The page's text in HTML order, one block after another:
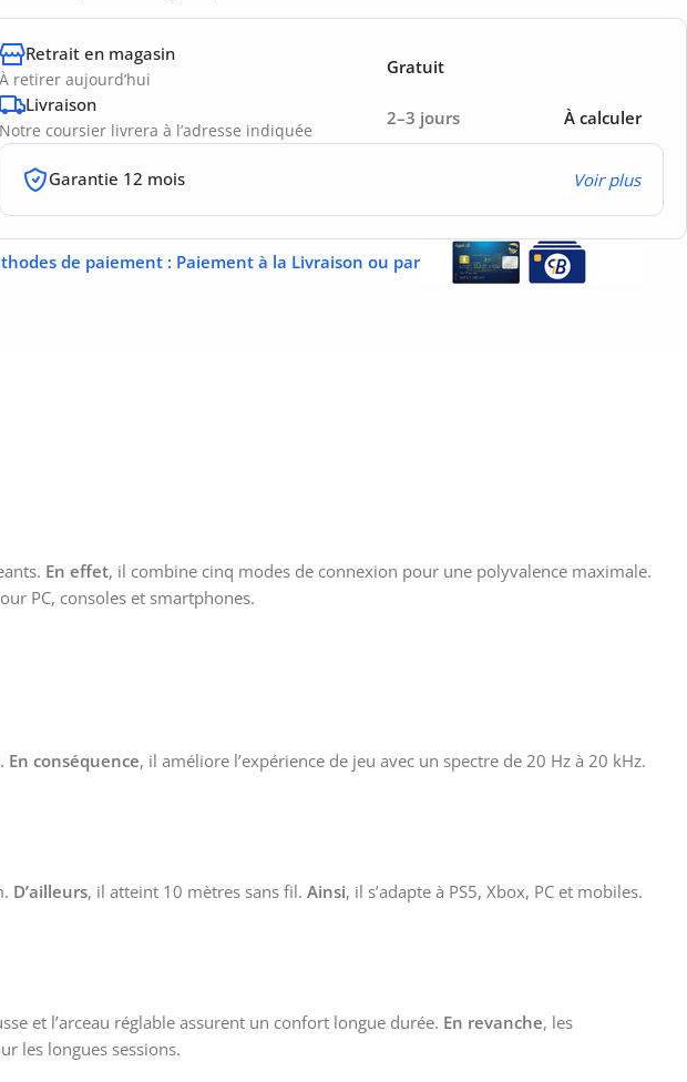
Retrait en magasin
À retirer aujourd’hui
Gratuit
Livraison
Notre coursier livrera à l’adresse indiquée
2–3 jours À calculer
Garantie 12 mois Voir plus
de paiement : Paiement à la Livraison ou par
En effet, il combine cinq modes de connexion pour une polyvalence maximale.
PC, consoles et smartphones.
En conséquence, il améliore l’expérience de jeu avec un spectre de 20 Hz à 20 kHz.
D’ailleurs, il atteint 10 mètres sans fil. Ainsi, il s’adapte à PS5, Xbox, PC et mobiles.
et l’arceau réglable assurent un confort longue durée. En revanche, les
les longues sessions.